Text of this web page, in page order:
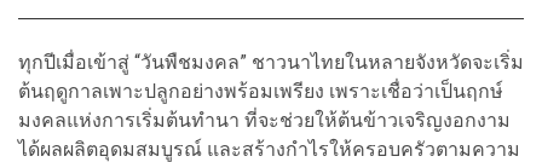
ทุกปีเมื่อเข้าสู่ “วันพืชมงคล” ชาวนาไทยในหลายจังหวัดจะเริ่ม
ต้นฤดูกาลเพาะปลูกอย่างพร้อมเพรียง เพราะเชื่อว่าเป็นฤกษ์
มงคลแห่งการเริ่มต้นทำนา ที่จะช่วยให้ต้นข้าวเจริญงอกงาม
ได้ผลผลิตอุดมสมบูรณ์ และสร้างกำไรให้ครอบครัวตามความ